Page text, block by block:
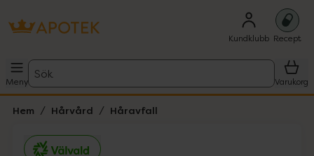
Kundklubb Recept
Meny
Sök
Varukorg
Hem Hårvård Håravfall